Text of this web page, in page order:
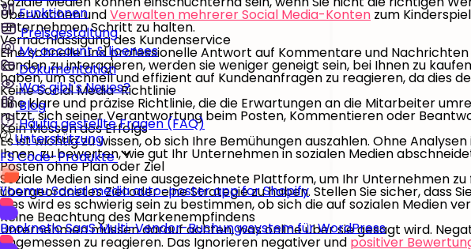
Funktionen
Preisgestaltung
My account & licenses
Dokumentation
Was gibt's Neues?
Blog
Häufig gestellte Fragen (FAQ)
Unterstützung
FS Code-Produkte
YoomruSocial media auto-poster app for Shopify
Booknetic SaaSMulti-Vendor-Buchungssystem für WordPress
Überwachen undVerwalten mehrerer Social Media-Konten zum
Unternehmen Schritt zu halten.
Vernachlässigung des Kundenservice
Eine schnelle und professionelle Antwort auf Kommentare und
Kunden zu interagieren, werden sie weniger geneigt sein, bei Ihnen zu
haben, um schnell und effizient auf Kundenanfragen zu reagieren, da dies
Keine Social Media-Richtlinie
Eine klare und präzise Richtlinie, die die Erwartungen an die Mitarbeiter
nutzt, sich seiner Verantwortung beim Posten, Kommentieren oder
Kein Messen des Erfolgs
Es ist wichtig zu wissen, ob sich Ihre Bemühungen auszahlen. Ohne
Ihnen, zu bewerten, wie gut Ihr Unternehmen in sozialen Medien
Posten ohne Plan oder Ziel
Soziale Medien sind eine ausgezeichnete Plattform, um Ihr Unternehmen
übergeordnetes Ziel oder eine Strategie zu haben. Stellen Sie sicher, dass
dies wird es schwierig sein zu bestimmen, ob sich die auf sozialen Medien
Keine Beachtung des Markenempfindens
Unternehmen müssen darauf achten, was online über sie gesagt wird.
angemessen zu reagieren. Das Ignorieren negativer und positiver